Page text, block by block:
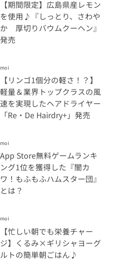
【期間限定】広島県産レモン
を使用♪『しっとり、さわや
か 厚切りバウムクーヘン』
発売
moi
【リンゴ1個分の軽さ！？】
軽量＆業界トップクラスの風
速を実現したヘアドライヤー
「Re・De Hairdry+」発売
moi
App Store無料ゲームランキ
ング1位を獲得した『闇カ
ワ！もふもふハムスター団』
とは？
moi
【忙しい朝でも栄養チャー
ジ】くるみ×ギリシャヨーグ
ルトの簡単朝ごはん♪